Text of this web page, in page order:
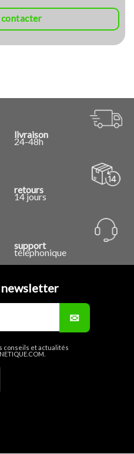
contacter
livraison
24-48h
retours
14 jours
support
téléphonique
newsletter
conseils et actualités